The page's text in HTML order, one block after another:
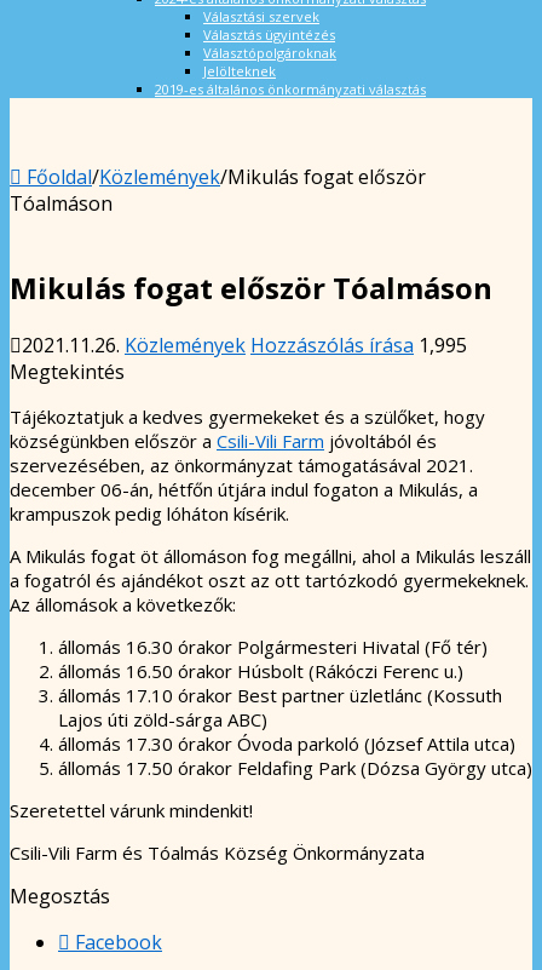
Választási szervek
Választás ügyintézés
Választópolgároknak
Jelölteknek
2019-es általános önkormányzati választás
Főoldal/Közlemények/Mikulás fogat először
Tóalmáson
Mikulás fogat először Tóalmáson
2021.11.26. Közlemények Hozzászólás írása 1,995
Megtekintés
Tájékoztatjuk a kedves gyermekeket és a szülőket, hogy
községünkben először a Csili-Vili Farm jóvoltából és
szervezésében, az önkormányzat támogatásával 2021.
december 06-án, hétfőn útjára indul fogaton a Mikulás, a
krampuszok pedig lóháton kísérik.
A Mikulás fogat öt állomáson fog megállni, ahol a Mikulás leszáll
a fogatról és ajándékot oszt az ott tartózkodó gyermekeknek.
Az állomások a következők:
állomás 16.30 órakor Polgármesteri Hivatal (Fő tér)
állomás 16.50 órakor Húsbolt (Rákóczi Ferenc u.)
állomás 17.10 órakor Best partner üzletlánc (Kossuth
Lajos úti zöld-sárga ABC)
állomás 17.30 órakor Óvoda parkoló (József Attila utca)
állomás 17.50 órakor Feldafing Park (Dózsa György utca)
Szeretettel várunk mindenkit!
Csili-Vili Farm és Tóalmás Község Önkormányzata
Megosztás
Facebook